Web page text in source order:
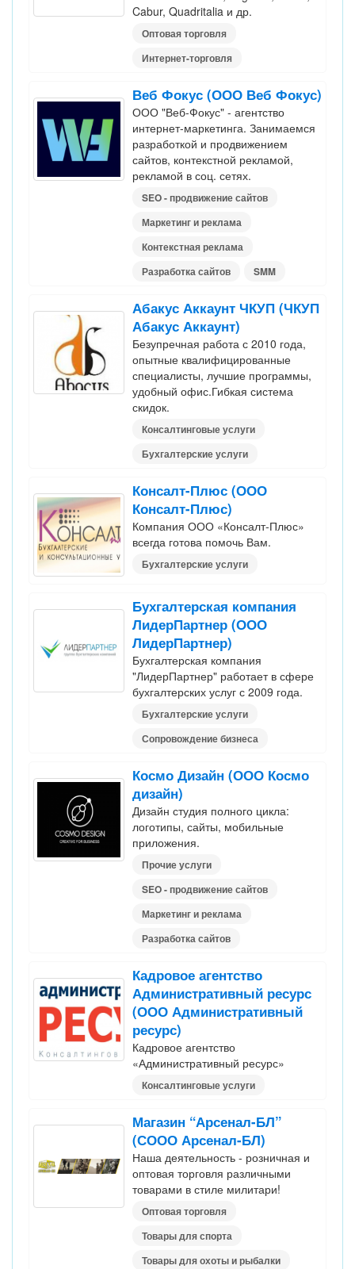
Cabur, Quadritalia и др.
Оптовая торговля
Интернет-торговля
Веб Фокус (ООО Веб Фокус)
ООО "Веб-Фокус" - агентство
интернет-маркетинга. Занимаемся
разработкой и продвижением
сайтов, контекстной рекламой,
рекламой в соц. сетях.
SEO - продвижение сайтов
Маркетинг и реклама
Контекстная реклама
Разработка сайтов
SMM
Абакус Аккаунт ЧКУП (ЧКУП
Абакус Аккаунт)
Безупречная работа с 2010 года,
опытные квалифицированные
специалисты, лучшие программы,
удобный офис.Гибкая система
скидок.
Консалтинговые услуги
Бухгалтерские услуги
Консалт-Плюс (ООО
Консалт-Плюс)
Компания ООО «Консалт-Плюс»
всегда готова помочь Вам.
Бухгалтерские услуги
Бухгалтерская компания
ЛидерПартнер (ООО
ЛидерПартнер)
Бухгалтерская компания
"ЛидерПартнер" работает в сфере
бухгалтерских услуг с 2009 года.
Бухгалтерские услуги
Сопровождение бизнеса
Космо Дизайн (ООО Космо
дизайн)
Дизайн студия полного цикла:
логотипы, сайты, мобильные
приложения.
Прочие услуги
SEO - продвижение сайтов
Маркетинг и реклама
Разработка сайтов
Кадровое агентство
Административный ресурс
(ООО Административный
ресурс)
Кадровое агентство
«Административный ресурс»
Консалтинговые услуги
Магазин “Арсенал-БЛ”
(СООО Арсенал-БЛ)
Наша деятельность - розничная и
оптовая торговля различными
товарами в стиле милитари!
Оптовая торговля
Товары для спорта
Товары для охоты и рыбалки